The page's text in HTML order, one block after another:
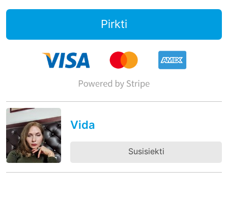
Pirkti
Vida
Susisiekti